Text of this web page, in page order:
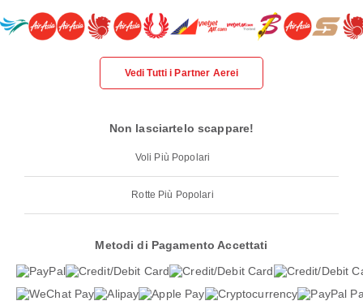
Vedi Tutti i Partner Aerei
Non lasciartelo scappare!
Voli Più Popolari
Rotte Più Popolari
Metodi di Pagamento Accettati